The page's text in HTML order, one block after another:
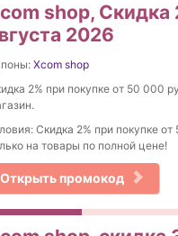
shop, Скидка
2026
Xcom shop
2% при покупке от 50 000
Скидка 2% при покупке
на товары по полной цене!
Открыть промокод